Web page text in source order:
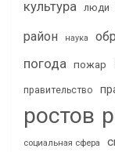
культура люди
район
наука
погода пожар
правительство
ростов
социальная сфера